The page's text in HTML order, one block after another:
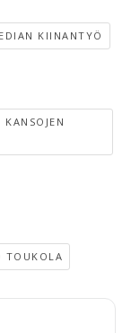
KIINANTYÖ
TOUKOLA